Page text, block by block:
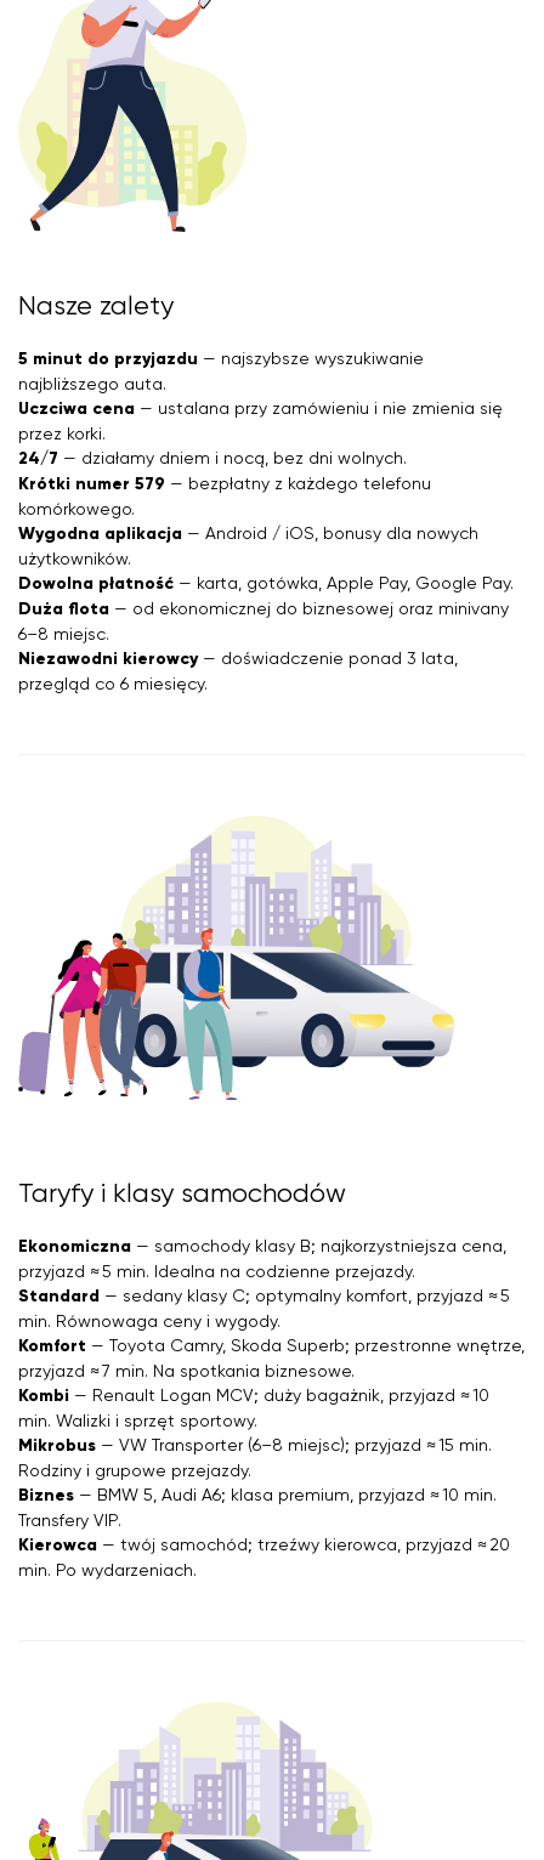
Nasze zalety
5 minut do przyjazdu — najszybsze wyszukiwanie
najbliższego auta.
Uczciwa cena — ustalana przy zamówieniu i nie zmienia się
przez korki.
24/7 — działamy dniem i nocą, bez dni wolnych.
Krótki numer 579 — bezpłatny z każdego telefonu
komórkowego.
Wygodna aplikacja — Android / iOS, bonusy dla nowych
użytkowników.
Dowolna płatność — karta, gotówka, Apple Pay, Google Pay.
Duża flota — od ekonomicznej do biznesowej oraz minivany
6–8 miejsc.
Niezawodni kierowcy— doświadczenie ponad 3 lata,
przegląd co 6 miesięcy.
Taryfy i klasy samochodów
Ekonomiczna — samochody klasy B; najkorzystniejsza cena,
przyjazd ≈ 5 min. Idealna na codzienne przejazdy.
Standard — sedany klasy C; optymalny komfort, przyjazd ≈ 5
min. Równowaga ceny i wygody.
Komfort — Toyota Camry, Skoda Superb; przestronne wnętrze,
przyjazd ≈ 7 min. Na spotkania biznesowe.
Kombi — Renault Logan MCV; duży bagażnik, przyjazd ≈ 10
min. Walizki i sprzęt sportowy.
Mikrobus — VW Transporter (6–8 miejsc); przyjazd ≈ 15 min.
Rodziny i grupowe przejazdy.
Biznes — BMW 5, Audi A6; klasa premium, przyjazd ≈ 10 min.
Transfery VIP.
Kierowca — twój samochód; trzeźwy kierowca, przyjazd ≈ 20
min. Po wydarzeniach.